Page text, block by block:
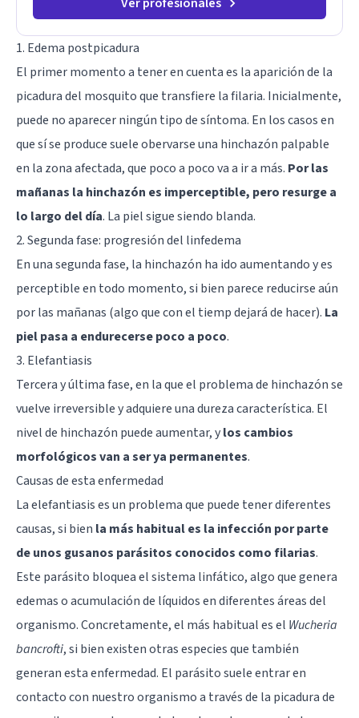
1. Edema postpicadura
El primer momento a tener en cuenta es la aparición de la
picadura del mosquito que transfiere la filaria. Inicialmente,
puede no aparecer ningún tipo de síntoma. En los casos en
que sí se produce suele obervarse una hinchazón palpable
en la zona afectada, que poco a poco va a ir a más. Por las
mañanas la hinchazón es imperceptible, pero resurge a
lo largo del día. La piel sigue siendo blanda.
2. Segunda fase: progresión del linfedema
En una segunda fase, la hinchazón ha ido aumentando y es
perceptible en todo momento, si bien parece reducirse aún
por las mañanas (algo que con el tiemp dejará de hacer). La
piel pasa a endurecerse poco a poco.
3. Elefantiasis
Tercera y última fase, en la que el problema de hinchazón se
vuelve irreversible y adquiere una dureza característica. El
nivel de hinchazón puede aumentar, ylos cambios
morfológicos van a ser ya permanentes.
Causas de esta enfermedad
La elefantiasis es un problema que puede tener diferentes
causas, si bien la más habitual es la infección por parte
de unos gusanos parásitos conocidos como filarias.
Este parásito bloquea el sistema linfático, algo que genera
edemas o acumulación de líquidos en diferentes áreas del
organismo. Concretamente, el más habitual es el Wucheria
bancrofti, si bien existen otras especies que también
generan esta enfermedad. El parásito suele entrar en
contacto con nuestro organismo a través de la picadura de